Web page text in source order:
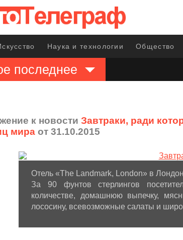
Наука и технологии Общество
последнее
к новости Завтраки, ради
мира от 31.10.2015
Отель «The Landmark, London» в
За 90 фунтов стерлингов
количестве, домашнюю выпечку,
лососину, всевозможные салаты и